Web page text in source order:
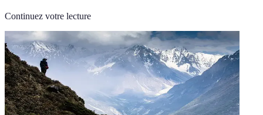
Continuez votre lecture